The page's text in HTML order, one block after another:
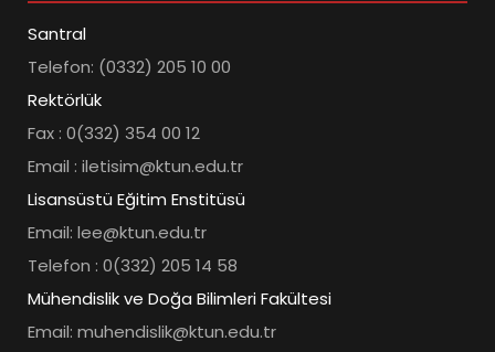
Santral
Telefon: (0332) 205 10 00
Rektörlük
Fax : 0(332) 354 00 12
Email : iletisim@ktun.edu.tr
Lisansüstü Eğitim Enstitüsü
Email: lee@ktun.edu.tr
Telefon : 0(332) 205 14 58
Mühendislik ve Doğa Bilimleri Fakültesi
Email: muhendislik@ktun.edu.tr